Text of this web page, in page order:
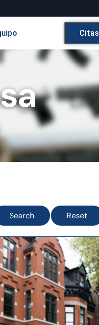
Citas
Search
Reset